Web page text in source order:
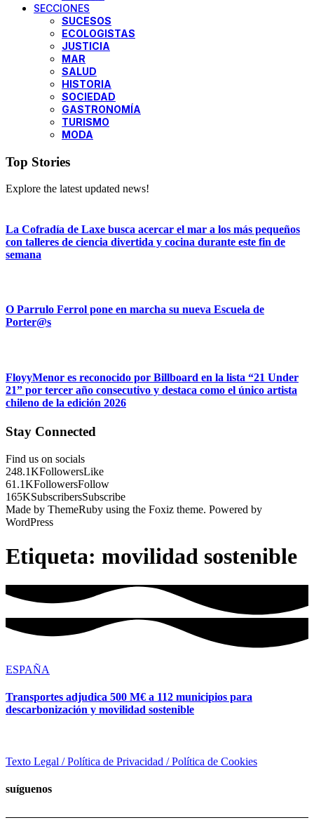
SECCIONES
SUCESOS
ECOLOGISTAS
JUSTICIA
MAR
SALUD
HISTORIA
SOCIEDAD
GASTRONOMÍA
TURISMO
MODA
Top Stories
Explore the latest updated news!
La Cofradía de Laxe busca acercar el mar a los más pequeños
con talleres de ciencia divertida y cocina durante este fin de
semana
O Parrulo Ferrol pone en marcha su nueva Escuela de
Porter@s
FloyyMenor es reconocido por Billboard en la lista “21 Under
21” por tercer año consecutivo y destaca como el único artista
chileno de la edición 2026
Stay Connected
Find us on socials
248.1KFollowersLike
61.1KFollowersFollow
165KSubscribersSubscribe
Made by ThemeRuby using the Foxiz theme. Powered by
WordPress
Etiqueta: movilidad sostenible
ESPAÑA
Transportes adjudica 500 M€ a 112 municipios para
descarbonización y movilidad sostenible
Texto Legal / Política de Privacidad / Política de Cookies
suíguenos